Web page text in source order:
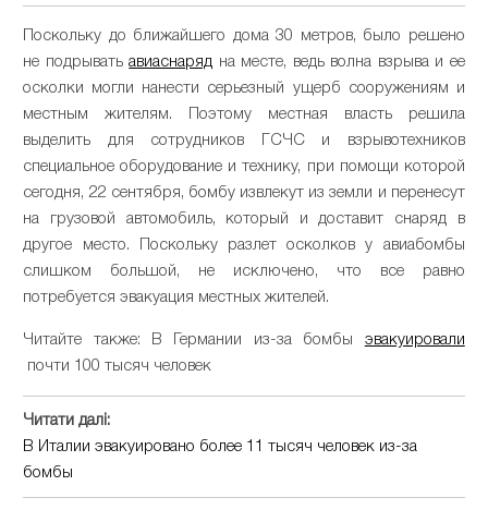
Поскольку до ближайшего дома 30 метров, было решено
не подрыватьавиаснаряд на месте, ведь волна взрыва и ее
осколки могли нанести серьезный ущерб сооружениям и
местным жителям. Поэтому местная власть решила
выделить для сотрудников ГСЧС и взрывотехников
специальное оборудование и технику, при помощи которой
сегодня, 22 сентября, бомбу извлекут из земли и перенесут
на грузовой автомобиль, который и доставит снаряд в
другое место. Поскольку разлет осколков у авиабомбы
слишком большой, не исключено, что все равно
потребуется эвакуация местных жителей.
Читайте также: В Германии из-за бомбы эвакуировали
почти 100 тысяч человек
Читати далі:
В Италии эвакуировано более 11 тысяч человек из-за
бомбы